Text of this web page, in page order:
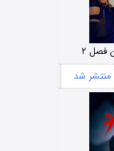
فصل ۲
منتشر شد